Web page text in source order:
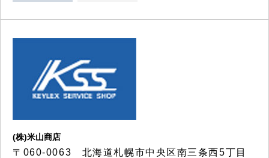
(株)米山商店
〒060-0063 北海道札幌市中央区南三条西5丁目